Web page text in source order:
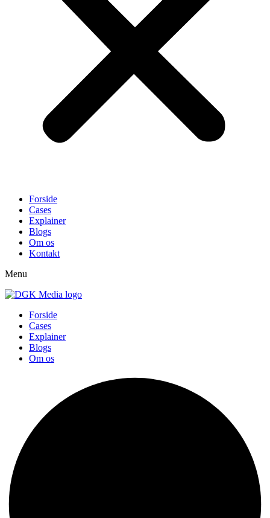
Forside
Cases
Explainer
Blogs
Om os
Kontakt
Menu
Forside
Cases
Explainer
Blogs
Om os